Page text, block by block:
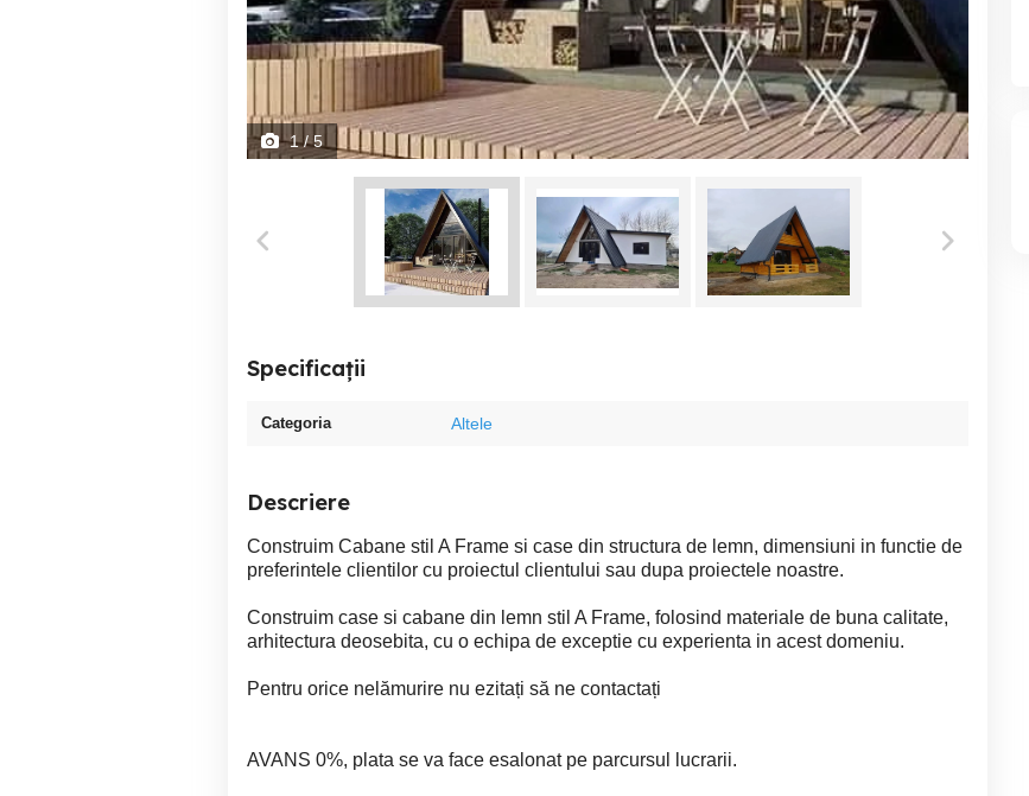
1/ 5
Specificații
Categoria Altele
Descriere
Construim Cabane stil A Frame si case din structura de lemn, dimensiuni in functie de
preferintele clientilor cu proiectul clientului sau dupa proiectele noastre.
Construim case si cabane din lemn stil A Frame, folosind materiale de buna calitate,
arhitectura deosebita, cu o echipa de exceptie cu experienta in acest domeniu.
Pentru orice nelămurire nu ezitați să ne contactați
AVANS 0%, plata se va face esalonat pe parcursul lucrarii.